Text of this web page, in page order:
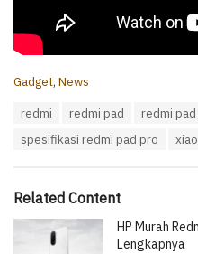
C
i
Gadget, News
redmi redmi pad redmi
spesifikasi redmi pad pro
Related Content
HP Murah
Lengkapnya